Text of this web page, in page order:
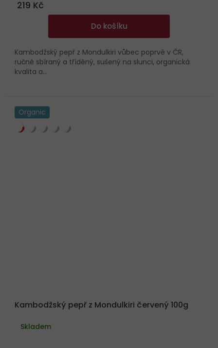
219 Kč
Do košíku
Kambodžský pepř z Mondulkiri vůbec poprvé v ČR,
ručně sbíraný a tříděný, sušený na slunci, organická
kvalita a...
Organic
Kambodžský pepř z Mondulkiri červený 100g
Skladem